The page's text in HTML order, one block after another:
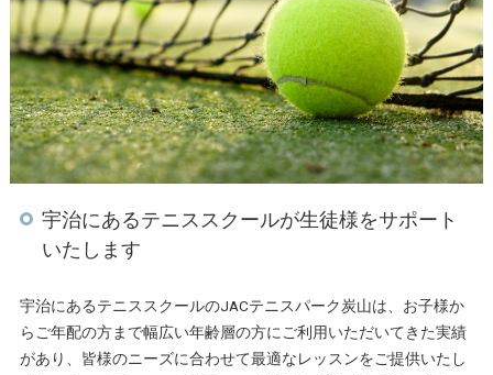
宇治にあるテニススクールが生徒様をサポート
いたします
宇治にあるテニススクールのJACテニスパーク炭山は、お子様か
らご年配の方まで幅広い年齢層の方にご利用いただいてきた実績
があり、皆様のニーズに合わせて最適なレッスンをご提供いたし